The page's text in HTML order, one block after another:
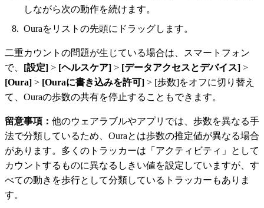
しながら次の動作を続けます。
Ouraをリストの先頭にドラッグします。
二重カウントの問題が生じている場合は、スマートフォン
で、 [設定] > [ヘルスケア] > [データアクセスとデバイス] >
[Oura] > [Ouraに書き込みを許可] > [歩数]をオフに切り替え
て、Ouraの歩数の共有を停止することもできます。
留意事項： 他のウェアラブルやアプリでは、歩数を異なる手
法で分類しているため、Ouraとは歩数の推定値が異なる場合
があります。多くのトラッカーは「アクティビティ」として
カウントするものに異なるしきい値を設定していますが、す
べての動きを歩行として分類しているトラッカーもありま
す。